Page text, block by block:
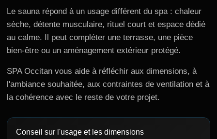
Le sauna répond à un usage différent du spa : chaleur
sèche, détente musculaire, rituel court et espace dédié
au calme. Il peut compléter une terrasse, une pièce
bien-être ou un aménagement extérieur protégé.
SPA Occitan vous aide à réfléchir aux dimensions, à
l'ambiance souhaitée, aux contraintes de ventilation et à
la cohérence avec le reste de votre projet.
Conseil sur l'usage et les dimensions